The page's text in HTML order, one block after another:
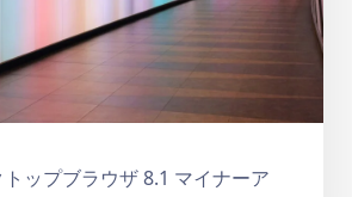
ップブラウザ 8.1 マイナーア